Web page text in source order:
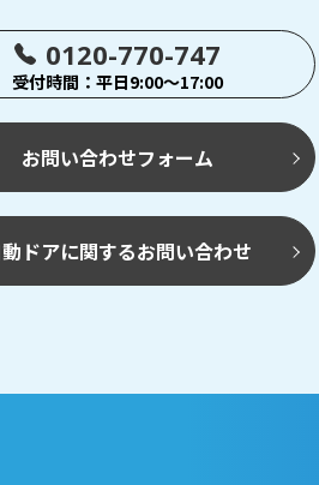
0120-770-747
受付時間：平日9:00～17:00
お問い合わせフォーム
ドアに関するお問い合わせ